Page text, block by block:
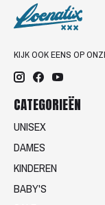
KIJK OOK EENS OP
CATEGORIEËN
UNISEX
DAMES
KINDEREN
BABY'S